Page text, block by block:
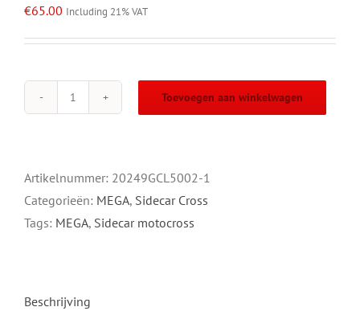
€65.00 Including 21% VAT
Oval
aantal
Toevoegen aan winkelwagen
Artikelnummer: 20249GCL5002-1
Categorieën: MEGA, Sidecar Cross
Tags: MEGA, Sidecar motocross
Beschrijving